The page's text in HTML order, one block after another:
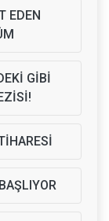
EDEN
GİBİ